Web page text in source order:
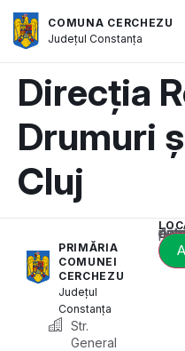
COMUNA CERCHEZU
JudețulConstanța
Direcția
Drumuri
Cluj
PRIMĂRIA
COMUNEI
CERCHEZU
Județul
Constanța
Str.
General
Acest conținut este blocat până când acceptați categoria corespunzătoare de cookie-uri.